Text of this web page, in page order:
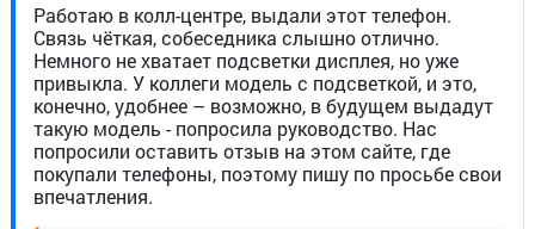
Работаю в колл-центре, выдали этот телефон.
Связь чёткая, собеседника слышно отлично.
Немного не хватает подсветки дисплея, но уже
привыкла. У коллеги модель с подсветкой, и это,
конечно, удобнее – возможно, в будущем выдадут
такую модель - попросила руководство. Нас
попросили оставить отзыв на этом сайте, где
покупали телефоны, поэтому пишу по просьбе свои
впечатления.